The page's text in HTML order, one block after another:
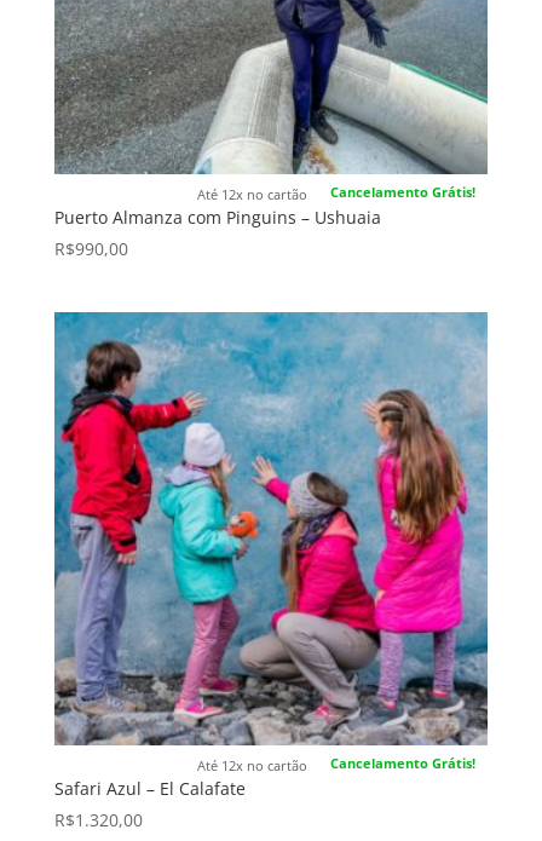
Até 12x no cartão Cancelamento Grátis!
Puerto Almanza com Pinguins – Ushuaia
R$990,00
Até 12x no cartão Cancelamento Grátis!
Safari Azul – El Calafate
R$1.320,00